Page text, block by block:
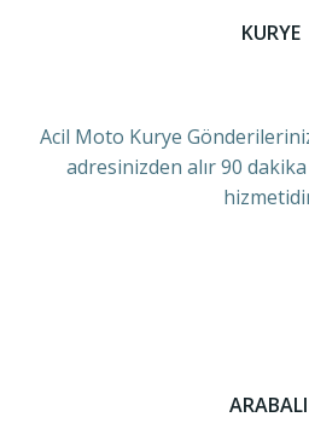
KURYE
Acil Moto Kurye
adresinizden alır 90
ARABALI